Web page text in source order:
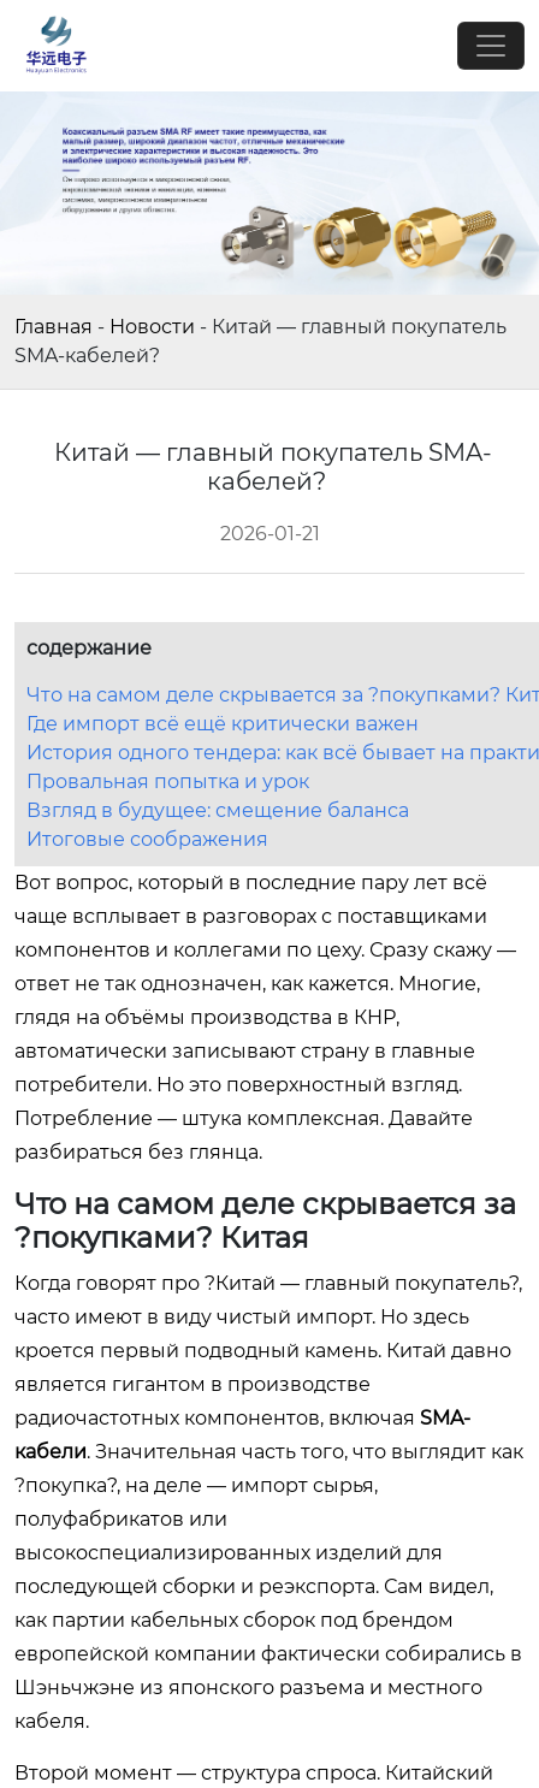
Главная - Новости - Китай — главный покупатель
SMA-кабелей?
Китай — главный покупатель SMA-
кабелей?
2026-01-21
содержание
Что на самом деле скрывается за ?покупками?
Где импорт всё ещё критически важен
История одного тендера: как всё бывает на
Провальная попытка и урок
Взгляд в будущее: смещение баланса
Итоговые соображения
Вот вопрос, который в последние пару лет всё
чаще всплывает в разговорах с поставщиками
компонентов и коллегами по цеху. Сразу скажу —
ответ не так однозначен, как кажется. Многие,
глядя на объёмы производства в КНР,
автоматически записывают страну в главные
потребители. Но это поверхностный взгляд.
Потребление — штука комплексная. Давайте
разбираться без глянца.
Что на самом деле скрывается за
?покупками? Китая
Когда говорят про ?Китай — главный покупатель?,
часто имеют в виду чистый импорт. Но здесь
кроется первый подводный камень. Китай давно
является гигантом в производстве
радиочастотных компонентов, включая SMA-
кабели. Значительная часть того, что выглядит как
?покупка?, на деле — импорт сырья,
полуфабрикатов или
высокоспециализированных изделий для
последующей сборки и реэкспорта. Сам видел,
как партии кабельных сборок под брендом
европейской компании фактически собирались в
Шэньчжэне из японского разъема и местного
кабеля.
Второй момент — структура спроса. Китайский